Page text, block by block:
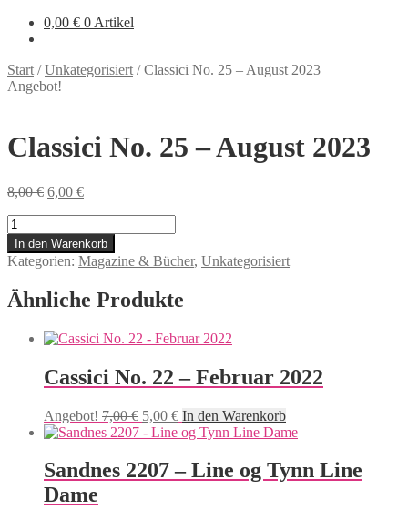
0,00 € 0 Artikel
Start /Unkategorisiert /Classici No. 25 – August 2023
Angebot!
Classici No. 25 – August 2023
8,00€ Ursprünglicher
8,00 €
6,00 €Aktueller
6,00 €.
Classici
No.
25
-
August
2023
In den Warenkorb
Kategorien: Magazine & Bücher, Unkategorisiert
Ähnliche Produkte
Cassici No. 22 – Februar 2022
Angebot! 7,00€ Ursprünglicher
Preis
7,00 €
5,00 €Aktueller
Preis
5,00 €.
In den Warenkorb
Sandnes 2207 – Line og Tynn Line
Dame